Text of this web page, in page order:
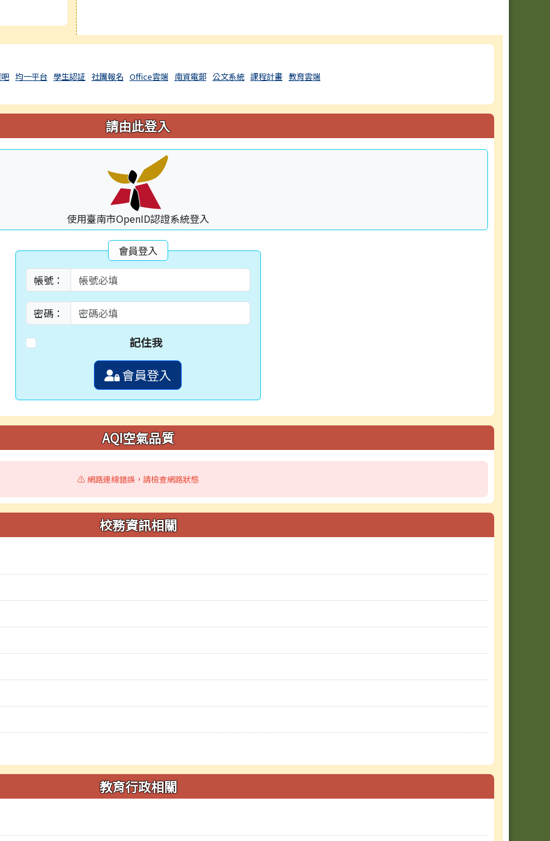
均一平台 學生認証 社團報名 Office雲端 南資電郵 公文系統 課程計畫 教育雲端
請由此登入
使用臺南市OpenID認證系統登入
會員登入
帳號：
密碼：
記住我
會員登入
AQI空氣品質
⚠️ 網路連線錯誤，請檢查網路狀態
校務資訊相關
教育行政相關